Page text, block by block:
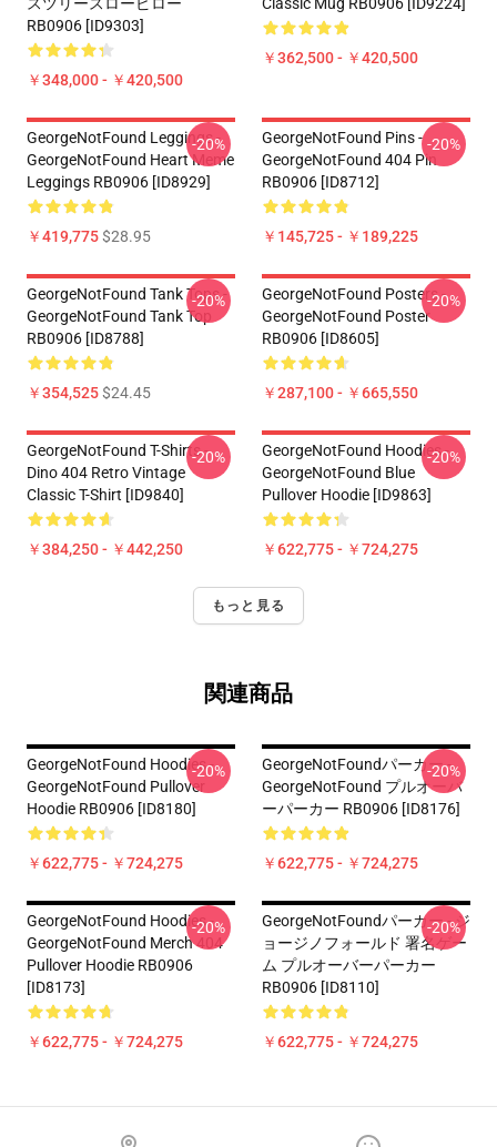
RB0906 [ID9303]
￥348,000 - ￥420,500
￥362,500 - ￥420,500
GeorgeNotFound Leggings -
GeorgeNotFound Heart Meme
Leggings RB0906 [ID8929]
￥419,775$28.95
-20%
GeorgeNotFound Pins -
GeorgeNotFound 404 Pin
RB0906 [ID8712]
￥145,725 - ￥189,225
-20%
GeorgeNotFound Tank Tops -
GeorgeNotFound Tank Top
RB0906 [ID8788]
￥354,525$24.45
-20%
GeorgeNotFound Posters -
GeorgeNotFound Poster
RB0906 [ID8605]
￥287,100 - ￥665,550
-20%
GeorgeNotFound T-Shirts -
Dino 404 Retro Vintage
Classic T-Shirt [ID9840]
￥384,250 - ￥442,250
-20%
GeorgeNotFound Hoodies -
GeorgeNotFound Blue
Pullover Hoodie [ID9863]
￥622,775 - ￥724,275
-20%
もっと見る
関連商品
GeorgeNotFound Hoodies -
GeorgeNotFound Pullover
Hoodie RB0906 [ID8180]
￥622,775 - ￥724,275
-20%
GeorgeNotFoundパーカー -
GeorgeNotFound プルオーバ
ーパーカー RB0906 [ID8176]
￥622,775 - ￥724,275
-20%
GeorgeNotFound Hoodies -
GeorgeNotFound Merch 404
Pullover Hoodie RB0906
[ID8173]
￥622,775 - ￥724,275
-20%
GeorgeNotFoundパーカー - ジ
ョージノフォールド 署名ゲー
ム プルオーバーパーカー
RB0906 [ID8110]
￥622,775 - ￥724,275
-20%